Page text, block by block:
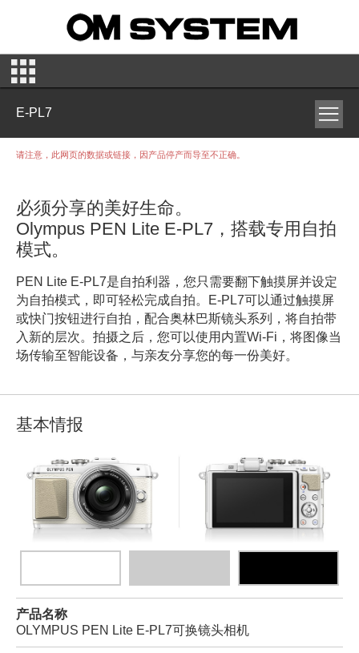
E-PL7
请注意，此网页的数据或链接，因产品停产而导至不正确。
必须分享的美好生命。
Olympus PEN Lite E-PL7，搭载专用自拍
模式。
PEN Lite E-PL7是自拍利器，您只需要翻下触摸屏并设定
为自拍模式，即可轻松完成自拍。E-PL7可以通过触摸屏
或快门按钮进行自拍，配合奥林巴斯镜头系列，将自拍带
入新的层次。拍摄之后，您可以使用内置Wi-Fi，将图像当
场传输至智能设备，与亲友分享您的每一份美好。
基本情报
产品名称
OLYMPUS PEN Lite E-PL7可换镜头相机